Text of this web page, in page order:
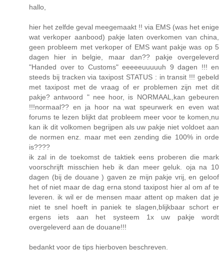
hallo,
hier het zelfde geval meegemaakt !! via EMS (was het enige
wat verkoper aanbood) pakje laten overkomen van china,
geen probleem met verkoper of EMS want pakje was op 5
dagen hier in belgie, maar dan?? pakje overgeleverd
"Handed over to Customs" eeeeeuuuuuh 9 dagen !!! en
steeds bij tracken via taxipost STATUS : in transit !!! gebeld
met taxipost met de vraag of er problemen zijn met dit
pakje? antwoord " nee hoor, is NORMAAL,kan gebeuren
!!!normaal?? en ja hoor na wat speurwerk en even wat
forums te lezen blijkt dat probleem meer voor te komen,nu
kan ik dit volkomen begrijpen als uw pakje niet voldoet aan
de normen enz. maar met een zending die 100% in orde
is????
ik zal in de toekomst de taktiek eens proberen die mark
voorschrijft misschien heb ik dan meer geluk. oja na 10
dagen (bij de douane ) gaven ze mijn pakje vrij, en geloof
het of niet maar de dag erna stond taxipost hier al om af te
leveren. ik wil er de mensen maar attent op maken dat je
niet te snel hoeft in paniek te slagen,blijkbaar schort er
ergens iets aan het systeem 1x uw pakje wordt
overgeleverd aan de douane!!!
bedankt voor de tips hierboven beschreven.